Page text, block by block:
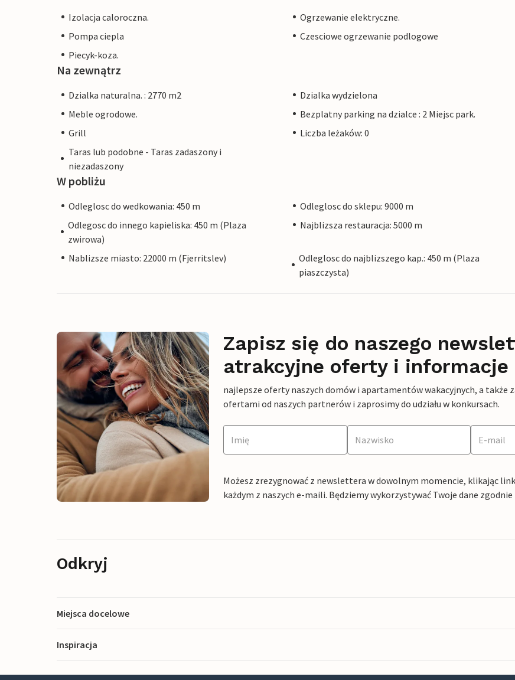
Izolacja caloroczna.
Ogrzewanie elektryczne.
Pompa ciepla
Czesciowe ogrzewanie podlogowe
Piecyk-koza.
Na zewnątrz
Dzialka naturalna. : 2770 m2
Dzialka wydzielona
Meble ogrodowe.
Bezplatny parking na dzialce : 2 Miejsc park.
Grill
Liczba leżaków: 0
Taras lub podobne - Taras zadaszony i
niezadaszony
W pobliżu
Odleglosc do wedkowania: 450 m
Odleglosc do sklepu: 9000 m
Odlegosc do innego kapieliska: 450 m (Plaza
zwirowa)
Najblizsza restauracja: 5000 m
Nablizsze miasto: 22000 m (Fjerritslev)
Odleglosc do najblizszego kap.: 450 m (Plaza
piaszczysta)
Zapisz się do naszego
atrakcyjne oferty i informacje
najlepsze oferty naszych domów i apartamentów wakacyjnych, a także
ofertami od naszych partnerów i zaprosimy do udziału w konkursach.
Możesz zrezygnować z newslettera w dowolnym momencie, klikając
każdym z naszych e-maili. Będziemy wykorzystywać Twoje dane zgodnie
Odkryj
Miejsca docelowe
Inspiracja